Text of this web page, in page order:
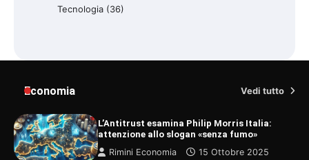
Tecnologia (36)
Economia Vedi tutto
L’Antitrust esamina Philip Morris Italia:
attenzione allo slogan «senza fumo»
Rimini Economia
15 Ottobre 2025